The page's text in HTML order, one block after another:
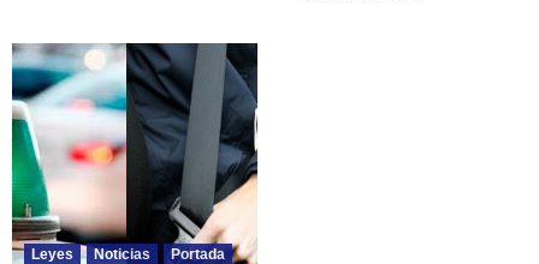
Leyes Noticias
Portada